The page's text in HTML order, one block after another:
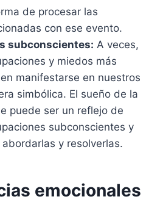
de procesar las
con ese evento.
subconscientes: A veces,
y miedos más
manifestarse en nuestros
simbólica. El sueño de la
puede ser un reflejo de
subconscientes y
y resolverlas.
emocionales